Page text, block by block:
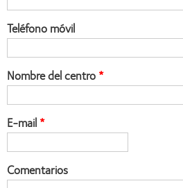
Teléfono móvil
Nombre del centro
E-mail
Comentarios